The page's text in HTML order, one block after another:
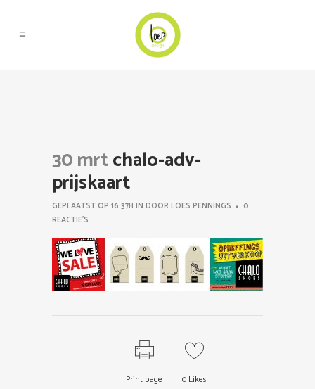
30 mrtchalo-adv-
prijskaart
GEPLAATST OP 16:37H IN DOORLOES PENNINGS
0
REACTIE'S
Print page 0 Likes